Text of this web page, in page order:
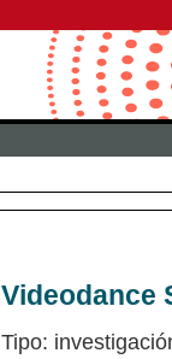
Videodance
Tipo: